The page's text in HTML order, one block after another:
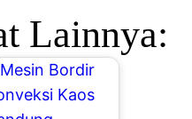
Lainnya: